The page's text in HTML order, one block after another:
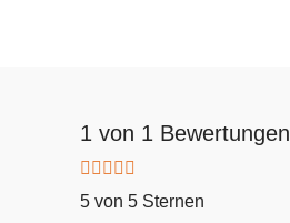
1 von 1 Bewertungen
5 von 5 Sternen